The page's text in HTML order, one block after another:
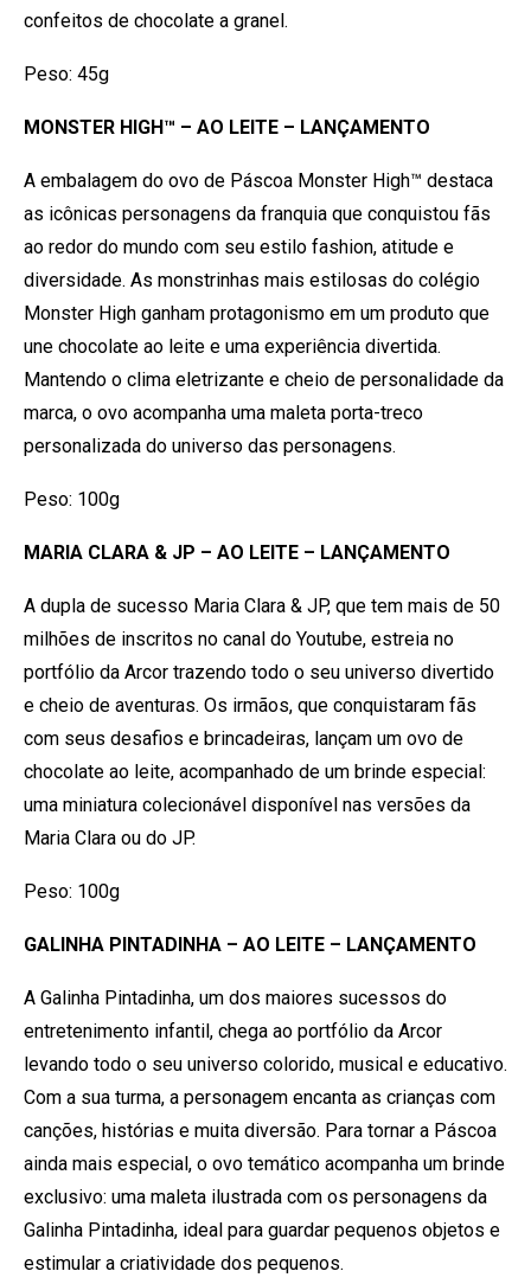
confeitos de chocolate a granel.
Peso: 45g
MONSTER HIGH™ – AO LEITE – LANÇAMENTO
A embalagem do ovo de Páscoa Monster High™ destaca
as icônicas personagens da franquia que conquistou fãs
ao redor do mundo com seu estilo fashion, atitude e
diversidade. As monstrinhas mais estilosas do colégio
Monster High ganham protagonismo em um produto que
une chocolate ao leite e uma experiência divertida.
Mantendo o clima eletrizante e cheio de personalidade da
marca, o ovo acompanha uma maleta porta-treco
personalizada do universo das personagens.
Peso: 100g
MARIA CLARA & JP – AO LEITE – LANÇAMENTO
A dupla de sucesso Maria Clara & JP, que tem mais de 50
milhões de inscritos no canal do Youtube, estreia no
portfólio da Arcor trazendo todo o seu universo divertido
e cheio de aventuras. Os irmãos, que conquistaram fãs
com seus desafios e brincadeiras, lançam um ovo de
chocolate ao leite, acompanhado de um brinde especial:
uma miniatura colecionável disponível nas versões da
Maria Clara ou do JP.
Peso: 100g
GALINHA PINTADINHA – AO LEITE – LANÇAMENTO
A Galinha Pintadinha, um dos maiores sucessos do
entretenimento infantil, chega ao portfólio da Arcor
levando todo o seu universo colorido, musical e educativo.
Com a sua turma, a personagem encanta as crianças com
canções, histórias e muita diversão. Para tornar a Páscoa
ainda mais especial, o ovo temático acompanha um brinde
exclusivo: uma maleta ilustrada com os personagens da
Galinha Pintadinha, ideal para guardar pequenos objetos e
estimular a criatividade dos pequenos.